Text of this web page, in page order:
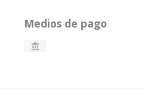
Medios de pago